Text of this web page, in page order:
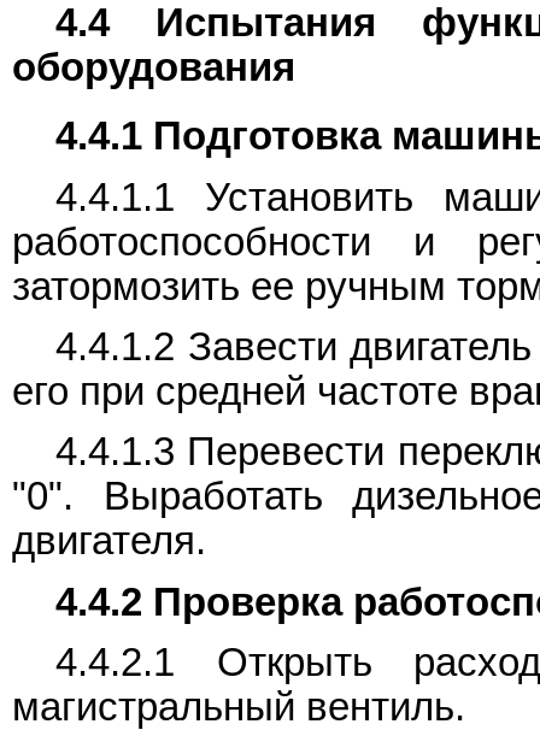
4.4 Испытания
оборудования
4.4.1 Подготовка
4.4.1.1 Установить
работоспособности и
затормозить ее ручным
4.4.1.2 Завести
его при средней частоте
4.4.1.3 Перевести
"0". Выработать
двигателя.
4.4.2 Проверка
4.4.2.1 Открыть
магистральный вентиль.